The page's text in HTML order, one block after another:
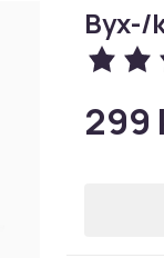
Byx-/
299